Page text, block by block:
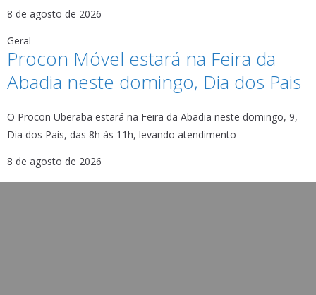
8 de agosto de 2026
Geral
Procon Móvel estará na Feira da
Abadia neste domingo, Dia dos Pais
O Procon Uberaba estará na Feira da Abadia neste domingo, 9,
Dia dos Pais, das 8h às 11h, levando atendimento
8 de agosto de 2026